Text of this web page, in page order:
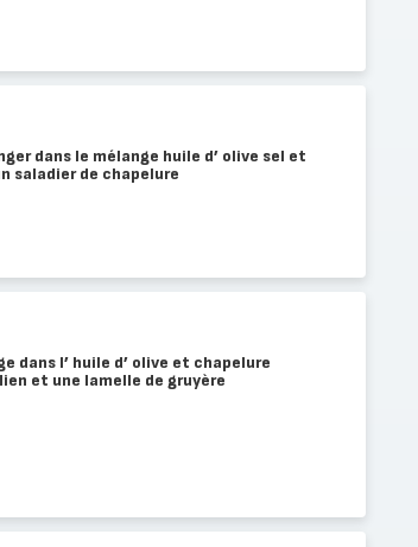
dans le mélange huile d’ olive sel et
saladier de chapelure
dans l’ huile d’ olive et chapelure
et une lamelle de gruyère